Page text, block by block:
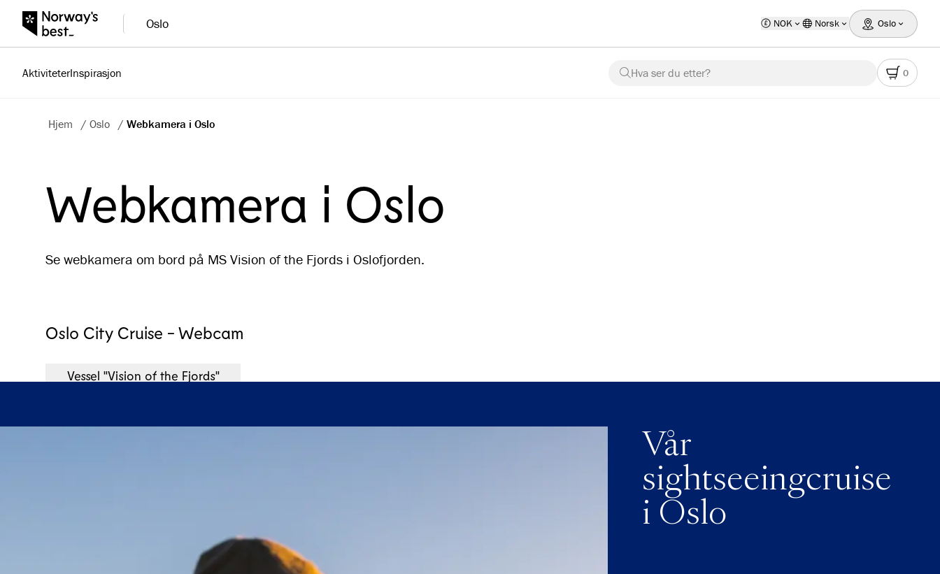
Oslo NOK Norsk Oslo
AktiviteterInspirasjon Hva ser du etter? 0
Hjem / Oslo / Webkamera i Oslo
Webkamera i Oslo
Se webkamera om bord på MS Vision of the Fjords i Oslofjorden.
Oslo City Cruise - Webcam
Vessel "Vision of the Fjords"
Vår
sightseeingcruise
i Oslo